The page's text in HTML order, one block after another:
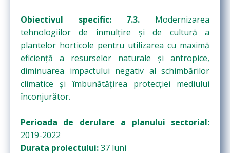
Obiectivul specific: 7.3. Modernizarea
tehnologiilor de înmulțire și de cultură a
plantelor horticole pentru utilizarea cu maximă
eficiență a resurselor naturale și antropice,
diminuarea impactului negativ al schimbărilor
climatice și îmbunătățirea protecției mediului
înconjurător.
Perioada de derulare a planului sectorial:
2019-2022
Durata proiectului:37 luni